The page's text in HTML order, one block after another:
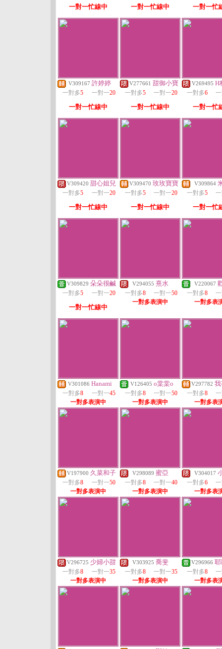
一對一忙線中 一對一忙線中 一對一忙
V309167 許婷婷
一對多5 一對一20
一對一忙線中
V277661 甜御小寶
一對多5 一對一20
一對一忙線中
V269495 H
一對多6
一對一忙
V309420 甜心姐兒
一對多5 一對一20
一對一忙線中
V309470 玫玫寶寶
一對多5 一對一20
一對一忙線中
V309864
一對多5
一對一忙
V309829 朵朵很鹹
一對多5 一對一20
一對一忙線中
V294055 熹水
一對多8 一對一50
一對多表演中
V220067
一對多8
一對多表
V301086 Hanami
一對多8 一對一45
一對多表演中
V126405 o棠棠o
一對多8 一對一50
一對多表演中
V297782
一對多8
一對多表
V197900 久菜和子
一對多8 一對一50
一對多表演中
V298089 蜜亞
一對多8 一對一40
一對多表演中
V304017
一對多6
一對多表
V296725 少婦小甜
一對多8 一對一35
一對多表演中
V303925 喬斐
一對多8 一對一35
一對多表演中
V296966
一對多8
一對多表